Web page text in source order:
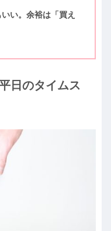
い。余裕は「買え
日のタイムス